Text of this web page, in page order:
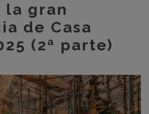
la gran
de Casa
(2ª parte)